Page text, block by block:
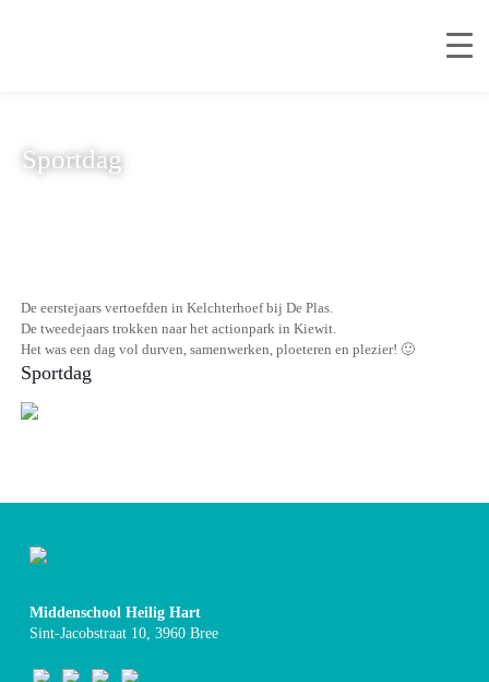
Sportdag
De eerstejaars vertoefden in Kelchterhoef bij De Plas.
De tweedejaars trokken naar het actionpark in Kiewit.
Het was een dag vol durven, samenwerken, ploeteren en plezier! 🙂
Sportdag
Middenschool Heilig Hart
Sint-Jacobstraat 10, 3960 Bree